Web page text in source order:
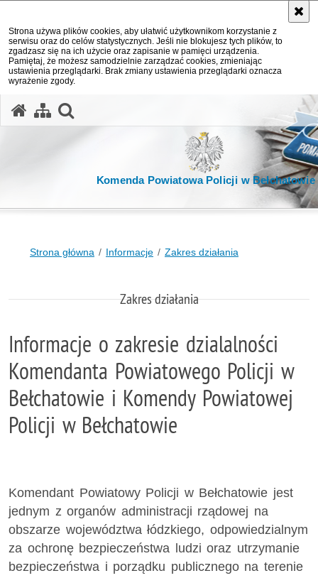
Strona używa plików cookies, aby ułatwić użytkownikom korzystanie z
serwisu oraz do celów statystycznych. Jeśli nie blokujesz tych plików, to
zgadzasz się na ich użycie oraz zapisanie w pamięci urządzenia.
Pamiętaj, że możesz samodzielnie zarządzać cookies, zmieniając
ustawienia przeglądarki. Brak zmiany ustawienia przeglądarki oznacza
wyrażenie zgody.
Komenda Powiatowa Policji w Bełchatowie
Strona główna Informacje Zakres działania
Zakres działania
Informacje o zakresie dzialalności
Komendanta Powiatowego Policji w
Bełchatowie i Komendy Powiatowej
Policji w Bełchatowie
Komendant Powiatowy Policji w Bełchatowie jest
jednym z organów administracji rządowej na
obszarze województwa łódzkiego, odpowiedzialnym
za ochronę bezpieczeństwa ludzi oraz utrzymanie
bezpieczeństwa i porządku publicznego na terenie